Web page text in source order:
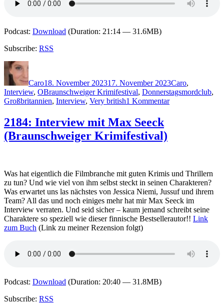
Podcast: Download (Duration: 21:14 — 31.6MB)
Subscribe: RSS
Autor
Caro18. November 202317. November 2023Caro,
Interview, OSchlagwörter
Braunschweiger Krimifestival, Donnerstagsmordclub,
Großbritannien, Interview, Very british1 Kommentarzu
2184: Interview mit Max Seeck
(Braunschweiger Krimifestival)
Was hat eigentlich die Filmbranche mit guten Krimis und Thrillern
zu tun? Und wie viel von ihm selbst steckt in seinen Charakteren?
Was erwartet uns las nächstes von Jessica Niemi, Jussuf und ihrem
Team? All das und noch einiges mehr hat mir Max Seeck im
Interview verraten. Und seid sicher – kaum jemand schreibt seine
Charaktere so speziell wie dieser finnische Bestsellerautor!! Link
zum Buch (Link zu meiner Rezension folgt)
Podcast: Download (Duration: 20:40 — 31.8MB)
Subscribe: RSS